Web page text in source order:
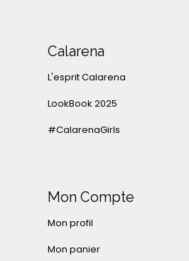
Calarena
L'esprit Calarena
LookBook 2025
#CalarenaGirls
Mon Compte
Mon profil
Mon panier